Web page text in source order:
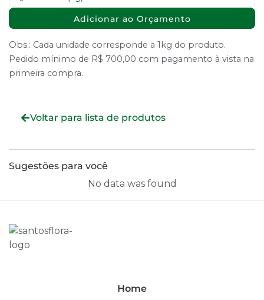
Adicionar ao Orçamento
Obs.: Cada unidade corresponde a 1kg do produto.
Pedido mínimo de R$ 700,00 com pagamento à vista na
primeira compra.
Voltar para lista de produtos
Sugestões para você
No data was found
Home